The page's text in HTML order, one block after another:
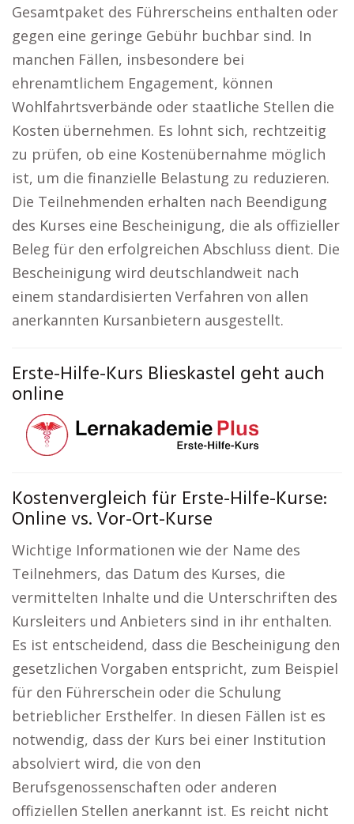
Gesamtpaket des Führerscheins enthalten oder
gegen eine geringe Gebühr buchbar sind. In
manchen Fällen, insbesondere bei
ehrenamtlichem Engagement, können
Wohlfahrtsverbände oder staatliche Stellen die
Kosten übernehmen. Es lohnt sich, rechtzeitig
zu prüfen, ob eine Kostenübernahme möglich
ist, um die finanzielle Belastung zu reduzieren.
Die Teilnehmenden erhalten nach Beendigung
des Kurses eine Bescheinigung, die als offizieller
Beleg für den erfolgreichen Abschluss dient. Die
Bescheinigung wird deutschlandweit nach
einem standardisierten Verfahren von allen
anerkannten Kursanbietern ausgestellt.
Erste-Hilfe-Kurs Blieskastel geht auch
online
Kostenvergleich für Erste-Hilfe-Kurse:
Online vs. Vor-Ort-Kurse
Wichtige Informationen wie der Name des
Teilnehmers, das Datum des Kurses, die
vermittelten Inhalte und die Unterschriften des
Kursleiters und Anbieters sind in ihr enthalten.
Es ist entscheidend, dass die Bescheinigung den
gesetzlichen Vorgaben entspricht, zum Beispiel
für den Führerschein oder die Schulung
betrieblicher Ersthelfer. In diesen Fällen ist es
notwendig, dass der Kurs bei einer Institution
absolviert wird, die von den
Berufsgenossenschaften oder anderen
offiziellen Stellen anerkannt ist. Es reicht nicht